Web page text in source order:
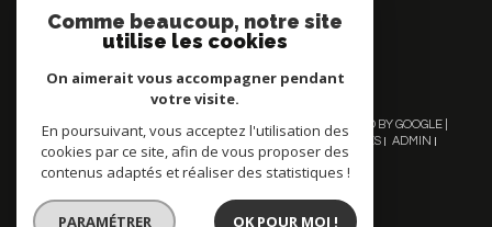
ADHÉRONS
© 2026 | TOUS DROITS RÉSERVÉS | TRADUCTION POWERED BY GOOGLE |
NOS HONORAIRES
PLAN DU SITE MENTIONS LÉGALES
ADMIN
NOS LIENS
POLITIQUE RGPD COOKIES
Comme beaucoup, notre site
utilise les cookies
On aimerait vous accompagner pendant
votre visite.
En poursuivant, vous acceptez l'utilisation des
cookies par ce site, afin de vous proposer des
contenus adaptés et réaliser des statistiques !
PARAMÉTRER OK POUR MOI !